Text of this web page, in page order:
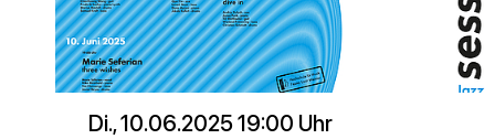
Di., 10.06.2025 19:00 Uhr